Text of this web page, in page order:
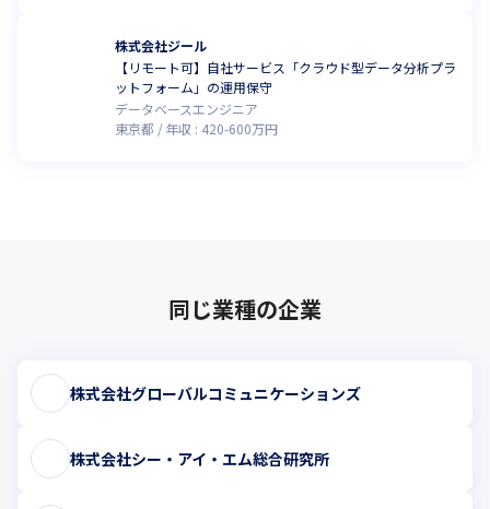
株式会社ジール
【リモート可】自社サービス「クラウド型データ分析プラ
ットフォーム」の運用保守
データベースエンジニア
東京都
年収 : 420-600万円
同じ業種の企業
株式会社グローバルコミュニケーションズ
株式会社シー・アイ・エム総合研究所